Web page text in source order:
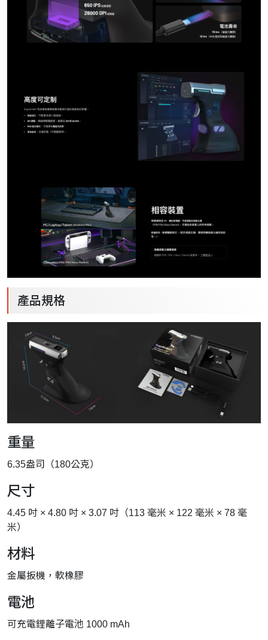
產品規格
重量
6.35盎司（180公克）
尺寸
4.45 吋 × 4.80 吋 × 3.07 吋（113 毫米 × 122 毫米 × 78 毫
米）
材料
金屬扳機，軟橡膠
電池
可充電鋰離子電池 1000 mAh